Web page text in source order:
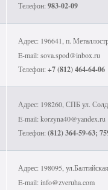
Телефон: 983-02-09
Адрес: 196641, п.
E-mail: sova.spod@inbox.ru
Телефон:+7 (812) 464-64-06
Адрес: 198260, СПБ ул.
E-mail: korzyna40@yandex.ru
Телефон: (812) 364-59-63;
Адрес: 198095,
E-mail: info@zveruha.com